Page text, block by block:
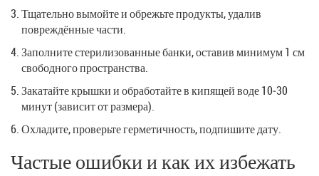
Тщательно вымойте и обрежьте продукты, удалив
повреждённые части.
Заполните стерилизованные банки, оставив минимум 1 см
свободного пространства.
Закатайте крышки и обработайте в кипящей воде 10‑30
минут (зависит от размера).
Охладите, проверьте герметичность, подпишите дату.
Частые ошибки и как их избежать